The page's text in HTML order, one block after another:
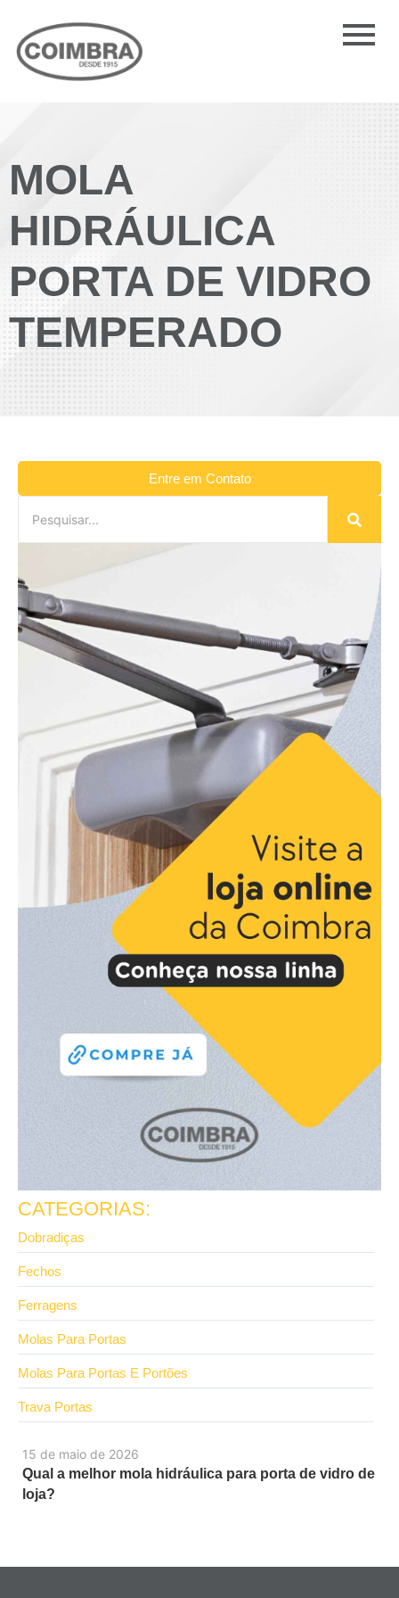
MOLA
HIDRÁULICA
PORTA DE VIDRO
TEMPERADO
15 de maio de 2026
Qual a melhor mola hidráulica para porta de vidro de
loja?
Entre em Contato
CATEGORIAS:
Dobradiças
Fechos
Ferragens
Molas Para Portas
Molas Para Portas E Portões
Trava Portas